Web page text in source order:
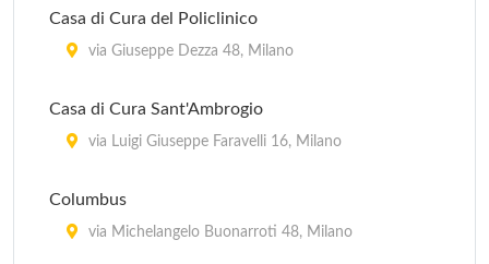
Casa di Cura del Policlinico
via Giuseppe Dezza 48, Milano
Casa di Cura Sant'Ambrogio
via Luigi Giuseppe Faravelli 16, Milano
Columbus
via Michelangelo Buonarroti 48, Milano